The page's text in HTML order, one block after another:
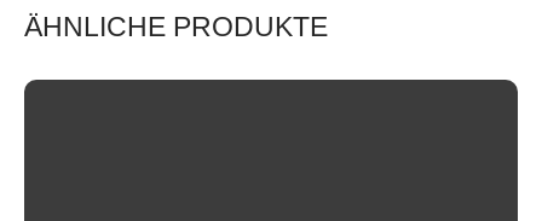
ÄHNLICHE PRODUKTE